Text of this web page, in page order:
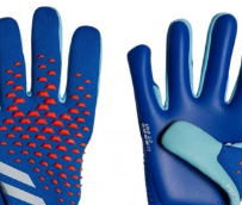
и доставки